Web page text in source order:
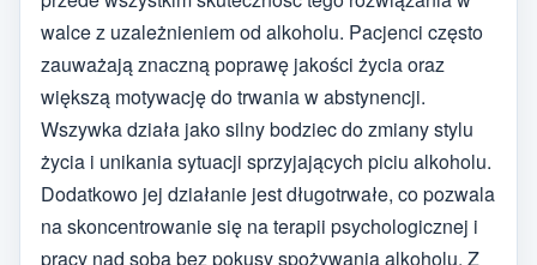
walce z uzależnieniem od alkoholu. Pacjenci często
zauważają znaczną poprawę jakości życia oraz
większą motywację do trwania w abstynencji.
Wszywka działa jako silny bodziec do zmiany stylu
życia i unikania sytuacji sprzyjających piciu alkoholu.
Dodatkowo jej działanie jest długotrwałe, co pozwala
na skoncentrowanie się na terapii psychologicznej i
pracy nad sobą bez pokusy spożywania alkoholu. Z